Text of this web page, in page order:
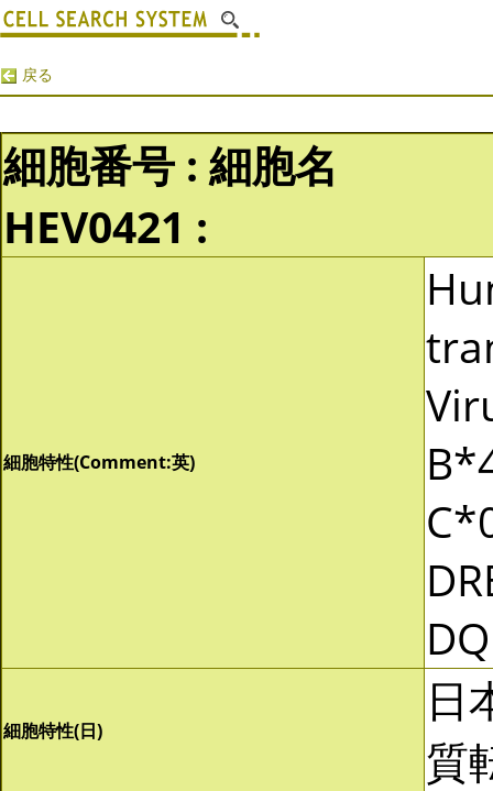
戻る
細胞番号 : 細胞名
HEV0421 :
細胞特性(Comment:英)
細胞特性(日)
日
質